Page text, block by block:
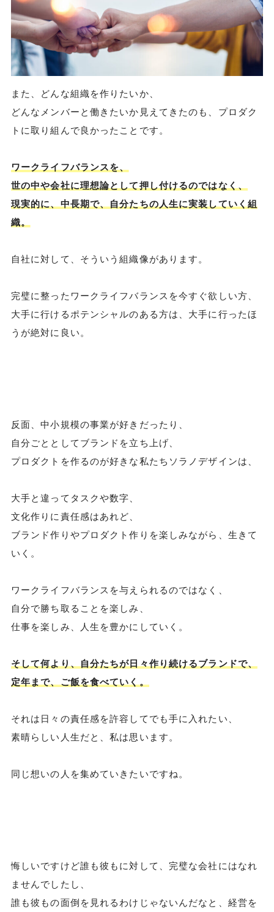
また、どんな組織を作りたいか、
どんなメンバーと働きたいか見えてきたのも、プロダク
トに取り組んで良かったことです。
ワークライフバランスを、
世の中や会社に理想論として押し付けるのではなく、
現実的に、中長期で、自分たちの人生に実装していく組
織。
自社に対して、そういう組織像があります。
完璧に整ったワークライフバランスを今すぐ欲しい方、
大手に行けるポテンシャルのある方は、大手に行ったほ
うが絶対に良い。
反面、中小規模の事業が好きだったり、
自分ごととしてブランドを立ち上げ、
プロダクトを作るのが好きな私たちソラノデザインは、
大手と違ってタスクや数字、
文化作りに責任感はあれど、
ブランド作りやプロダクト作りを楽しみながら、生きて
いく。
ワークライフバランスを与えられるのではなく、
自分で勝ち取ることを楽しみ、
仕事を楽しみ、人生を豊かにしていく。
そして何より、自分たちが日々作り続けるブランドで、
定年まで、ご飯を食べていく。
それは日々の責任感を許容してでも手に入れたい、
素晴らしい人生だと、私は思います。
同じ想いの人を集めていきたいですね。
悔しいですけど誰も彼もに対して、完璧な会社にはなれ
ませんでしたし、
誰も彼もの面倒を見れるわけじゃないんだなと、経営を